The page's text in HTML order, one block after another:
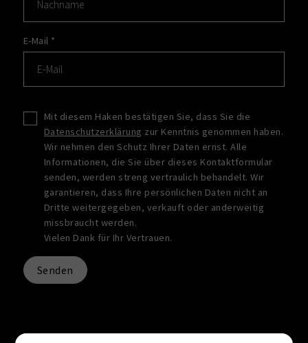
E-Mail *
Mit diesem Haken bestätigen Sie, dass Sie die
Datenschutzerklärung zur Kenntnis genommen haben.
Wir nehmen den Schutz Ihrer Daten ernst. Alle
Informationen, die Sie über dieses Kontaktformular
senden, werden streng vertraulich behandelt. Wir
garantieren, dass Ihre persönlichen Daten nicht an
Dritte weitergegeben, verkauft oder anderweitig
missbraucht werden.
Vielen Dank für Ihr Vertrauen.
Senden